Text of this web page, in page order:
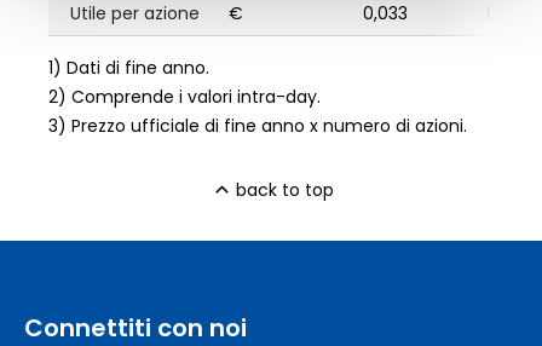
Utile per azione € 0,033 0,039
1) Dati di fine anno.
2) Comprende i valori intra-day.
3) Prezzo ufficiale di fine anno x numero di azioni.
back to top
Connettiti con noi